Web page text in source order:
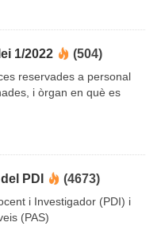
1/2022 (504)
reservades a personal
i òrgan en què es
PDI (4673)
i Investigador (PDI) i
(PAS)